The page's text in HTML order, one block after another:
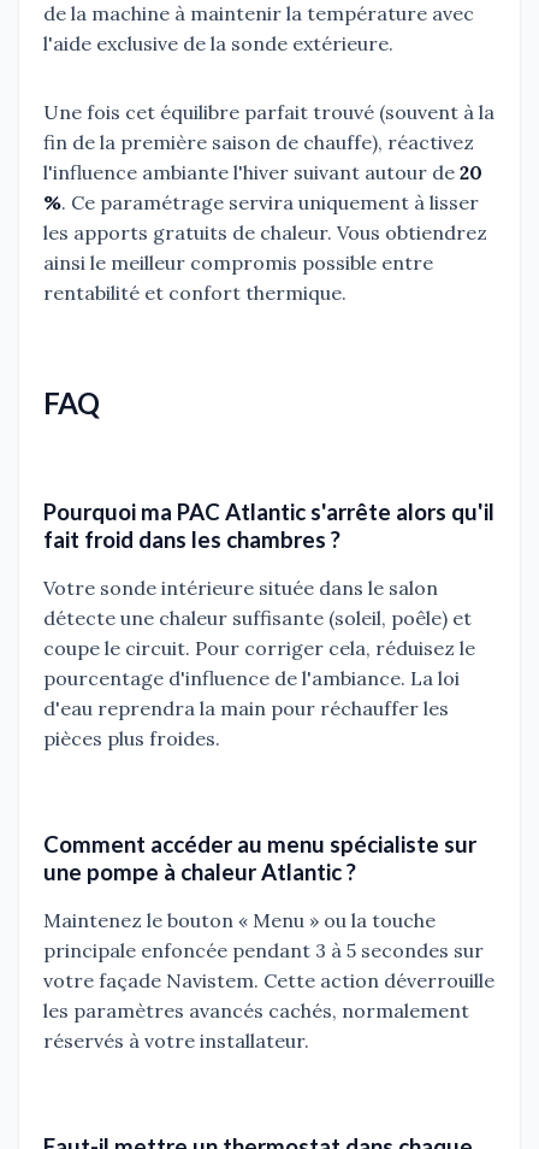
de la machine à maintenir la température avec
l'aide exclusive de la sonde extérieure.
Une fois cet équilibre parfait trouvé (souvent à la
fin de la première saison de chauffe), réactivez
l'influence ambiante l'hiver suivant autour de 20
%. Ce paramétrage servira uniquement à lisser
les apports gratuits de chaleur. Vous obtiendrez
ainsi le meilleur compromis possible entre
rentabilité et confort thermique.
FAQ
Pourquoi ma PAC Atlantic s'arrête alors qu'il
fait froid dans les chambres ?
Votre sonde intérieure située dans le salon
détecte une chaleur suffisante (soleil, poêle) et
coupe le circuit. Pour corriger cela, réduisez le
pourcentage d'influence de l'ambiance. La loi
d'eau reprendra la main pour réchauffer les
pièces plus froides.
Comment accéder au menu spécialiste sur
une pompe à chaleur Atlantic ?
Maintenez le bouton « Menu » ou la touche
principale enfoncée pendant 3 à 5 secondes sur
votre façade Navistem. Cette action déverrouille
les paramètres avancés cachés, normalement
réservés à votre installateur.